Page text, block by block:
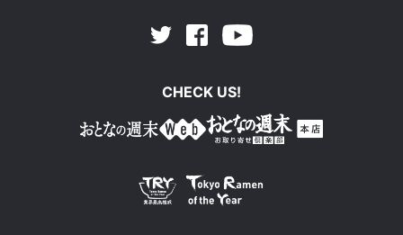
Twitter Facebook
CHECK US!